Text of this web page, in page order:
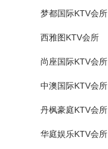
梦都国际KTV会所
西雅图KTV会所
尚座国际KTV会所
中澳国际KTV会所
丹枫豪庭KTV会所
华庭娱乐KTV会所